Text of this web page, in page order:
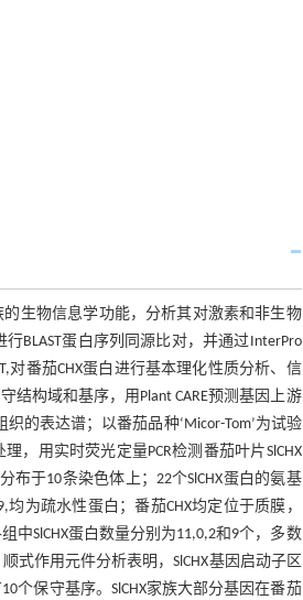
的生物信息学功能，分析其对激素和非生物
BLAST蛋白序列同源比对，并通过InterPro
对番茄CHX蛋白进行基本理化性质分析、信
结构域和基序，用Plant CARE预测基因上游
的表达谱；以番茄品种‘Micor-Tom’为试验
，用实时荧光定量PCR检测番茄叶片SlCHX
布于10条染色体上；22个SlCHX蛋白的氨基
为疏水性蛋白；番茄CHX均定位于质膜，
中SlCHX蛋白数量分别为11,0,2和9个，多数
式作用元件分析表明，SlCHX基因启动子区
个保守基序。SlCHX家族大部分基因在番茄